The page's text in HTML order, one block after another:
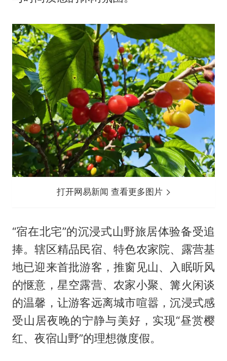
打开网易新闻 查看更多图片
“宿在北宅”的沉浸式山野旅居体验备受追
捧。辖区精品民宿、特色农家院、露营基
地已迎来首批游客，推窗见山、入眠听风
的惬意，星空露营、农家小聚、篝火闲谈
的温馨，让游客远离城市喧嚣，沉浸式感
受山居夜晚的宁静与美好，实现“昼赏樱
红、夜宿山野”的理想微度假。